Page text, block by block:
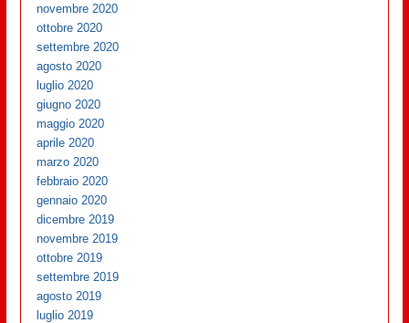
novembre 2020
ottobre 2020
settembre 2020
agosto 2020
luglio 2020
giugno 2020
maggio 2020
aprile 2020
marzo 2020
febbraio 2020
gennaio 2020
dicembre 2019
novembre 2019
ottobre 2019
settembre 2019
agosto 2019
luglio 2019